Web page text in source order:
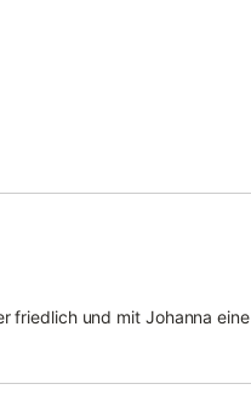
friedlich und mit Johanna eine